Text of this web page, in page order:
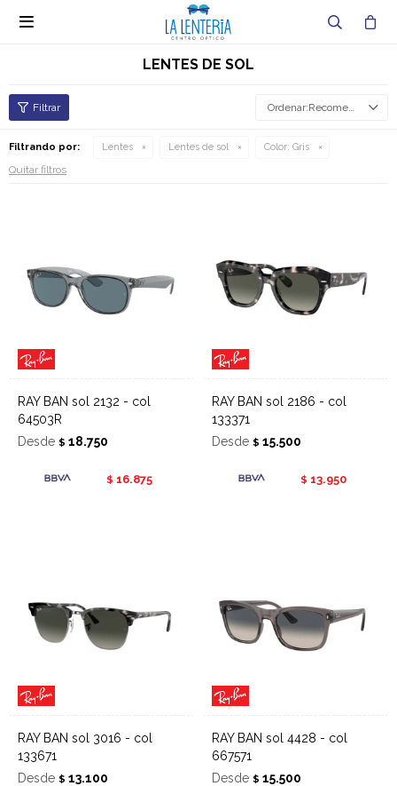

LENTES DE SOL
Recomendados
Filtrando por: Lentes Lentes de sol Color: Gris
Quitar filtros
RAY BAN sol 2132 - col
64503R
Desde $ 18.750
$ 16.875
RAY BAN sol 2186 - col
133371
Desde $ 15.500
$ 13.950
RAY BAN sol 3016 - col
133671
Desde $ 13.100
RAY BAN sol 4428 - col
667571
Desde $ 15.500